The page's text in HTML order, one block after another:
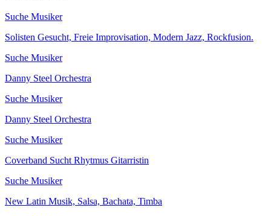
Suche Musiker
Solisten Gesucht, Freie Improvisation, Modern Jazz, Rockfusion.
Suche Musiker
Danny Steel Orchestra
Suche Musiker
Danny Steel Orchestra
Suche Musiker
Coverband Sucht Rhytmus Gitarristin
Suche Musiker
New Latin Musik, Salsa, Bachata, Timba